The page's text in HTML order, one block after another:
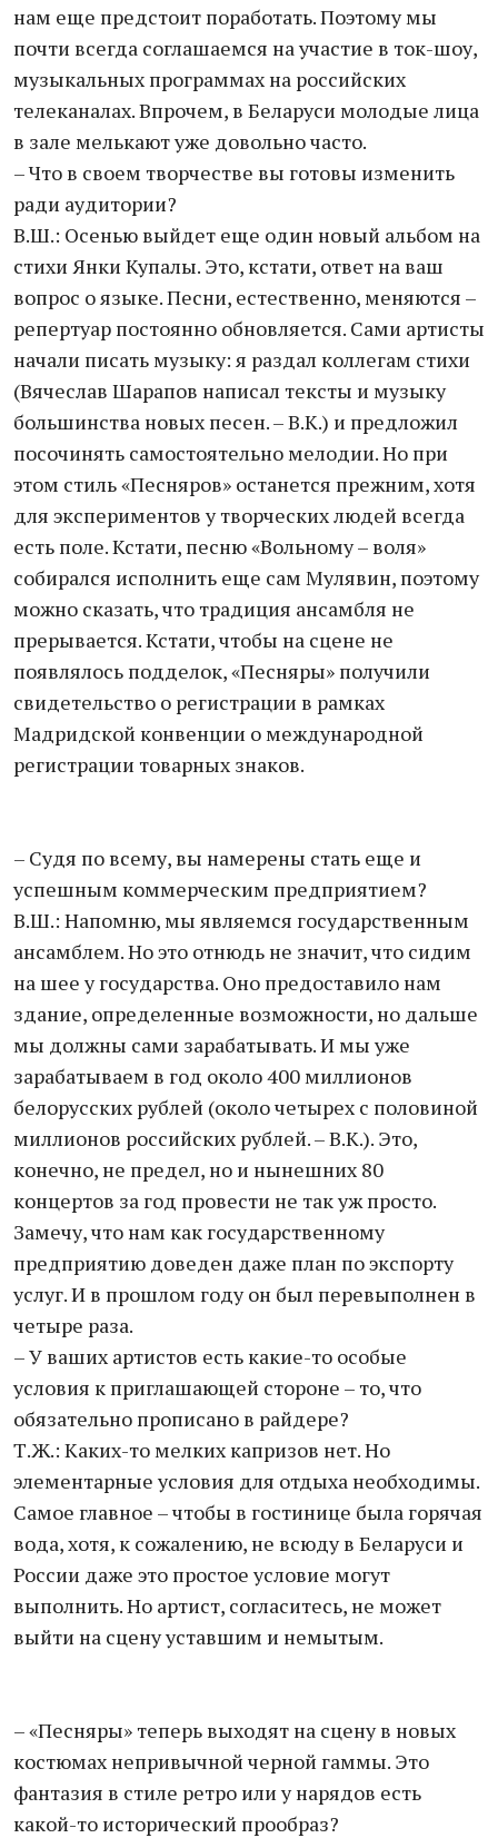
нам еще предстоит поработать. Поэтому мы
почти всегда соглашаемся на участие в ток-шоу,
музыкальных программах на российских
телеканалах. Впрочем, в Беларуси молодые лица
в зале мелькают уже довольно часто.
– Что в своем творчестве вы готовы изменить
ради аудитории?
В.Ш.: Осенью выйдет еще один новый альбом на
стихи Янки Купалы. Это, кстати, ответ на ваш
вопрос о языке. Песни, естественно, меняются –
репертуар постоянно обновляется. Сами артисты
начали писать музыку: я раздал коллегам стихи
(Вячеслав Шарапов написал тексты и музыку
большинства новых песен. – В.К.) и предложил
посочинять самостоятельно мелодии. Но при
этом стиль «Песняров» останется прежним, хотя
для экспериментов у творческих людей всегда
есть поле. Кстати, песню «Вольному – воля»
собирался исполнить еще сам Мулявин, поэтому
можно сказать, что традиция ансамбля не
прерывается. Кстати, чтобы на сцене не
появлялось подделок, «Песняры» получили
свидетельство о регистрации в рамках
Мадридской конвенции о международной
регистрации товарных знаков.
– Cудя по всему, вы намерены стать еще и
успешным коммерческим предприятием?
В.Ш.: Напомню, мы являемся государственным
ансамблем. Но это отнюдь не значит, что сидим
на шее у государства. Оно предоставило нам
здание, определенные возможности, но дальше
мы должны сами зарабатывать. И мы уже
зарабатываем в год около 400 миллионов
белорусских рублей (около четырех с половиной
миллионов российских рублей. – В.К.). Это,
конечно, не предел, но и нынешних 80
концертов за год провести не так уж просто.
Замечу, что нам как государственному
предприятию доведен даже план по экспорту
услуг. И в прошлом году он был перевыполнен в
четыре раза.
– У ваших артистов есть какие-то особые
условия к приглашающей стороне – то, что
обязательно прописано в райдере?
Т.Ж.: Каких-то мелких капризов нет. Но
элементарные условия для отдыха необходимы.
Самое главное – чтобы в гостинице была горячая
вода, хотя, к сожалению, не всюду в Беларуси и
России даже это простое условие могут
выполнить. Но артист, согласитесь, не может
выйти на сцену уставшим и немытым.
– «Песняры» теперь выходят на сцену в новых
костюмах непривычной черной гаммы. Это
фантазия в стиле ретро или у нарядов есть
какой-то исторический прообраз?